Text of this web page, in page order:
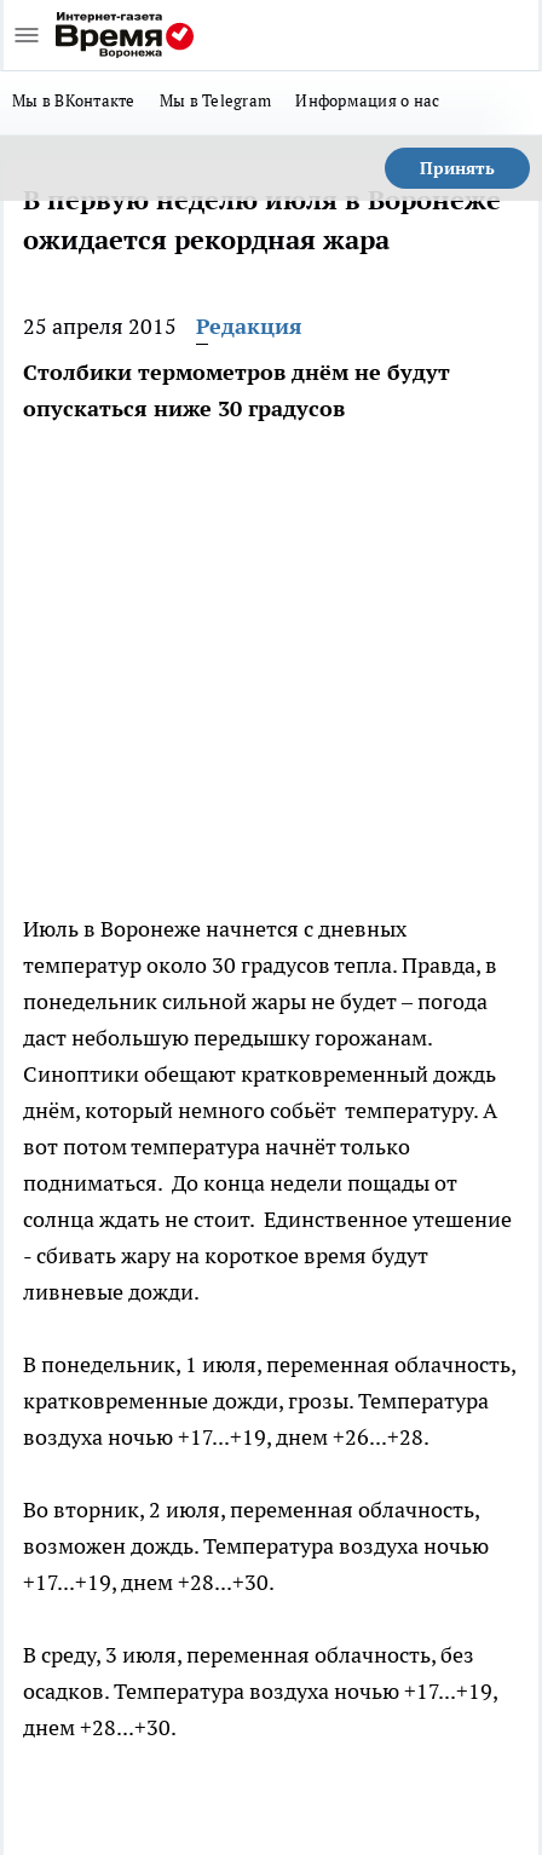
Мы в ВКонтакте Мы в Telegram Информация о нас
Принять
В первую неделю июля в Воронеже
ожидается рекордная жара
25 апреля 2015
Редакция
Столбики термометров днём не будут
опускаться ниже 30 градусов
Июль в Воронеже начнется с дневных
температур около 30 градусов тепла. Правда, в
понедельник сильной жары не будет – погода
даст небольшую передышку горожанам.
Синоптики обещают кратковременный дождь
днём, который немного собьёт температуру. А
вот потом температура начнёт только
подниматься. До конца недели пощады от
солнца ждать не стоит. Единственное утешение
- сбивать жару на короткое время будут
ливневые дожди.
В понедельник, 1 июля, переменная облачность,
кратковременные дожди, грозы. Температура
воздуха ночью +17...+19, днем +26...+28.
Во вторник, 2 июля, переменная облачность,
возможен дождь. Температура воздуха ночью
+17...+19, днем +28...+30.
В среду, 3 июля, переменная облачность, без
осадков. Температура воздуха ночью +17...+19,
днем +28...+30.